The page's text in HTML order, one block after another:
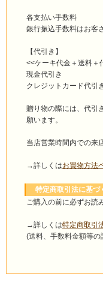
各支払い手数料
銀行振込手数料はお客
【代引き】
<<ケーキ代金＋送料＋
現金代引き
クレジットカード代引
贈り物の際には、代引
願います。
当店営業時間内での来
→詳しくはお買物方法
特定商取引法に基づ
ご購入の前に必ずお読
→詳しくは特定商取引
(送料、手数料金額等の